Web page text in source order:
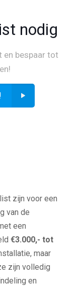
nodig
en bespaar tot
zijn voor een
van de
een
€3.000,- tot
maar
zijn volledig
en